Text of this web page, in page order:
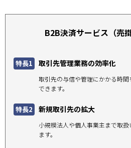
B2B決済サービス（売
特長1 取引先管理業務の効率化
取引先の与信や管理にかかる時
できます。
特長2 新規取引先の拡大
小規模法人や個人事業主まで取
ます。